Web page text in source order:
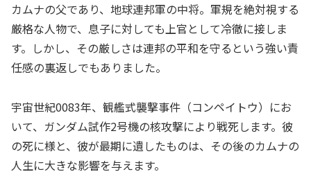
カムナの父であり、地球連邦軍の中将。軍規を絶対視する
厳格な人物で、息子に対しても上官として冷徹に接しま
す。しかし、その厳しさは連邦の平和を守るという強い責
任感の裏返しでもありました。
宇宙世紀0083年、観艦式襲撃事件（コンペイトウ）にお
いて、ガンダム試作2号機の核攻撃により戦死します。彼
の死に様と、彼が最期に遺したものは、その後のカムナの
人生に大きな影響を与えます。